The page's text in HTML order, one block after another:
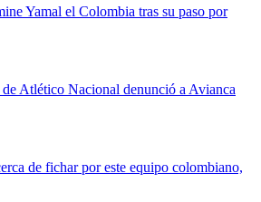
Yamal el Colombia tras su paso por
Atlético Nacional denunció a Avianca
de fichar por este equipo colombiano,